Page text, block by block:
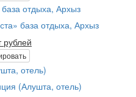
база отдыха, Архыз
рублей
(Алушта, отель)